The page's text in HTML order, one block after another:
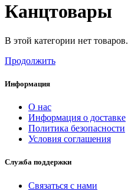
Канцтовары
В этой категории нет товаров.
Продолжить
Информация
О нас
Информация о доставке
Политика безопасности
Условия соглашения
Служба поддержки
Связаться с нами